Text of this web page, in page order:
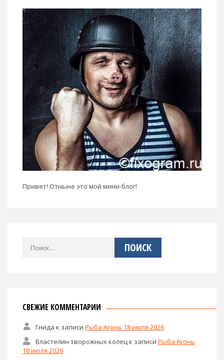
Привет! Отныне это мой мини-блог!
Найти:
СВЕЖИЕ КОММЕНТАРИИ
Гнида к записи Рыба Агонь 18 июля 2026
Властелин творожных колецк записи Рыба Агонь
18 июля 2026